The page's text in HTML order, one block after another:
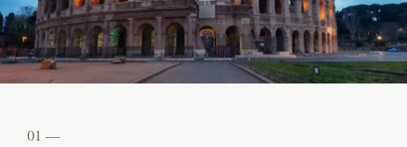
01 —